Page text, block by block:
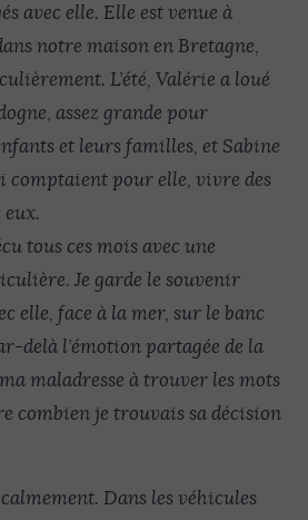
avec elle. Elle est venue à
notre maison en Bretagne,
L’été, Valérie a loué
assez grande pour
et leurs familles, et Sabine
comptaient pour elle, vivre des
tous ces mois avec une
Je garde le souvenir
elle, face à la mer, sur le banc
delà l’émotion partagée de la
maladresse à trouver les mots
combien je trouvais sa décision
Dans les véhicules